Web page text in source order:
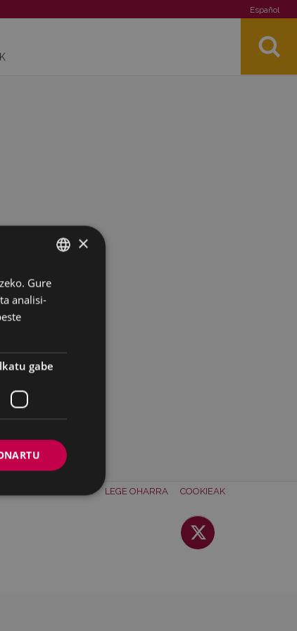
Español
BATZORDEA LEGE OHARRA COOKIEAK
BASQUE
SPANISH
×
Gure
analisi-
gabe